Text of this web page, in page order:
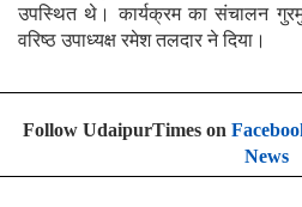
उपस्थित थे। कार्यक्रम का संचालन
वरिष्ठ उपाध्यक्ष रमेश तलदार ने दिया।
Follow UdaipurTimes on
News